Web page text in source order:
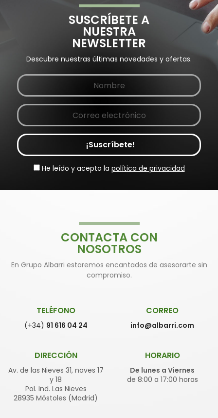
SUSCRÍBETE A
NUESTRA
NEWSLETTER
Descubre nuestras últimas novedades y ofertas.
¡Suscríbete!
He leído y acepto la política de privacidad
CONTACTA CON
NOSOTROS
En Grupo Albarri estaremos encantados de asesorarte sin
compromiso.
TELÉFONO
(+34) 91 616 04 24
CORREO
info@albarri.com
DIRECCIÓN
Av. de las Nieves 31, naves 17
y 18
Pol. Ind. Las Nieves
28935 Móstoles (Madrid)
HORARIO
De lunes a Viernes
de 8:00 a 17:00 horas